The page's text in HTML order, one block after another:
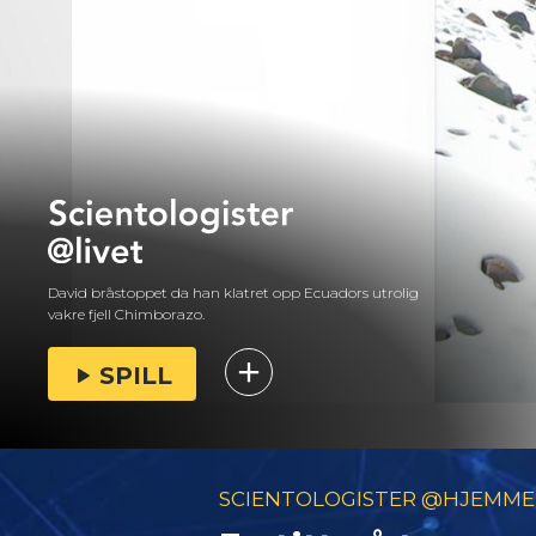
David bråstoppet da han klatret opp Ecuadors utrolig
vakre fjell Chimborazo.
SPILL
SCIENTOLOGISTER @HJEMME